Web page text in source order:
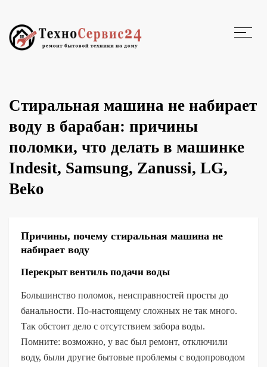
Стиральная машина не набирает
воду в барабан: причины
поломки, что делать в машинке
Indesit, Samsung, Zanussi, LG,
Beko
Причины, почему стиральная машина не
набирает воду
Перекрыт вентиль подачи воды
Большинство поломок, неисправностей просты до
банальности. По-настоящему сложных не так много.
Так обстоит дело с отсутствием забора воды.
Помните: возможно, у вас был ремонт, отключили
воду, были другие бытовые проблемы с водопроводом